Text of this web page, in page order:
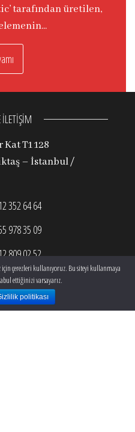
tarafından üretilen,
İLETİŞİM
T1 128
– İstanbul /
352 64 64
978 35 09
809 02 52
çerezleri kullanıyoruz. Bu siteyi kullanmaya
ettiğinizi varsayarız.
politikası